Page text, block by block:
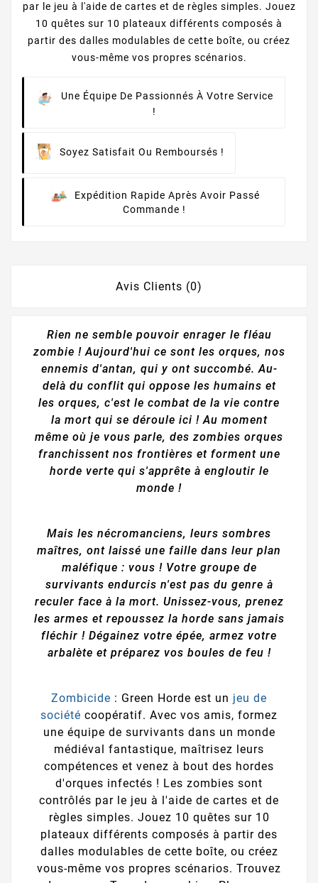
par le jeu à l'aide de cartes et de règles simples. Jouez
10 quêtes sur 10 plateaux différents composés à
partir des dalles modulables de cette boîte, ou créez
vous-même vos propres scénarios.
Une Équipe De Passionnés À Votre Service
!
Soyez Satisfait Ou Remboursés !
Expédition Rapide Après Avoir Passé
Commande !
Avis Clients (0)
Rien ne semble pouvoir enrager le fléau
zombie ! Aujourd'hui ce sont les orques, nos
ennemis d'antan, qui y ont succombé. Au-
delà du conflit qui oppose les humains et
les orques, c'est le combat de la vie contre
la mort qui se déroule ici ! Au moment
même où je vous parle, des zombies orques
franchissent nos frontières et forment une
horde verte qui s'apprête à engloutir le
monde !
Mais les nécromanciens, leurs sombres
maîtres, ont laissé une faille dans leur plan
maléfique : vous ! Votre groupe de
survivants endurcis n'est pas du genre à
reculer face à la mort. Unissez-vous, prenez
les armes et repoussez la horde sans jamais
fléchir ! Dégainez votre épée, armez votre
arbalète et préparez vos boules de feu !
Zombicide : Green Horde est un jeu de
société coopératif. Avec vos amis, formez
une équipe de survivants dans un monde
médiéval fantastique, maîtrisez leurs
compétences et venez à bout des hordes
d'orques infectés ! Les zombies sont
contrôlés par le jeu à l'aide de cartes et de
règles simples. Jouez 10 quêtes sur 10
plateaux différents composés à partir des
dalles modulables de cette boîte, ou créez
vous-même vos propres scénarios. Trouvez